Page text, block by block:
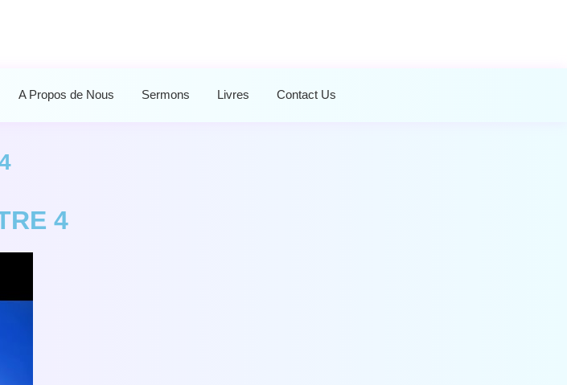
A Propos de Nous Sermons Livres Contact Us
4